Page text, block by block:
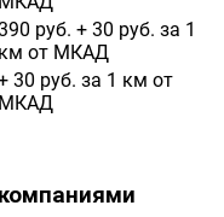
руб. + 30 руб. за 1
км от МКАД
30 руб. за 1 км от
МКАД